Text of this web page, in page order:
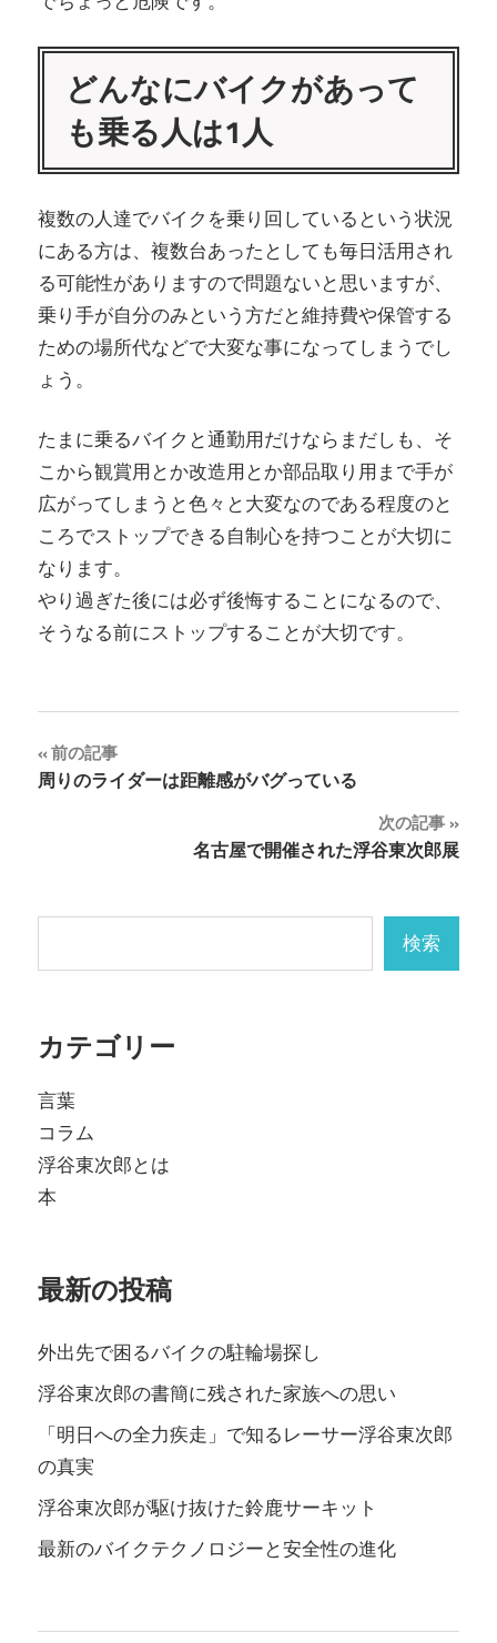
どんなにバイクがあって
も乗る人は1人
複数の人達でバイクを乗り回しているという状況
にある方は、複数台あったとしても毎日活用され
る可能性がありますので問題ないと思いますが、
乗り手が自分のみという方だと維持費や保管する
ための場所代などで大変な事になってしまうでし
ょう。
たまに乗るバイクと通勤用だけならまだしも、そ
こから観賞用とか改造用とか部品取り用まで手が
広がってしまうと色々と大変なのである程度のと
ころでストップできる自制心を持つことが大切に
なります。
やり過ぎた後には必ず後悔することになるので、
そうなる前にストップすることが大切です。
投
稿
ゲ
ー
ョ
ン
前の記事
周りのライダーは距離感がバグっている
次の記事
名古屋で開催された浮谷東次郎展
検索
カテゴリー
言葉
コラム
浮谷東次郎とは
本
最新の投稿
外出先で困るバイクの駐輪場探し
浮谷東次郎の書簡に残された家族への思い
「明日への全力疾走」で知るレーサー浮谷東次郎
の真実
浮谷東次郎が駆け抜けた鈴鹿サーキット
最新のバイクテクノロジーと安全性の進化